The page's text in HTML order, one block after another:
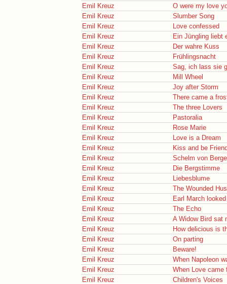
Emil Kreuz
O were my love
Emil Kreuz
Slumber Song
Emil Kreuz
Love confessed
Emil Kreuz
Ein Jüngling liebt
Emil Kreuz
Der wahre Kuss
Emil Kreuz
Frühlingsnacht
Emil Kreuz
Sag, ich lass sie
Emil Kreuz
Mill Wheel
Emil Kreuz
Joy after Storm
Emil Kreuz
There came a
Emil Kreuz
The three Lovers
Emil Kreuz
Pastoralia
Emil Kreuz
Rose Marie
Emil Kreuz
Love is a Dream
Emil Kreuz
Kiss and be
Emil Kreuz
Schelm von
Emil Kreuz
Die Bergstimme
Emil Kreuz
Liebesblume
Emil Kreuz
The Wounded
Emil Kreuz
Earl March
Emil Kreuz
The Echo
Emil Kreuz
A Widow Bird sat
Emil Kreuz
How delicious is
Emil Kreuz
On parting
Emil Kreuz
Beware!
Emil Kreuz
When Napoleon
Emil Kreuz
When Love came
Emil Kreuz
Children's Voices